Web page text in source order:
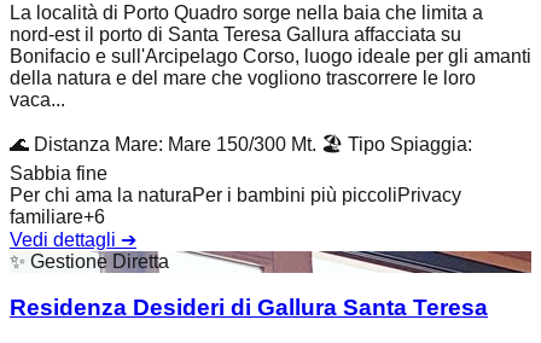
La località di Porto Quadro sorge nella baia che limita a
nord-est il porto di Santa Teresa Gallura affacciata su
Bonifacio e sull'Arcipelago Corso, luogo ideale per gli amanti
della natura e del mare che vogliono trascorrere le loro
vaca...
🌊 Distanza Mare: Mare 150/300 Mt. 🏖️ Tipo Spiaggia:
Sabbia fine
Per chi ama la naturaPer i bambini più piccoliPrivacy
familiare+6
Vedi dettagli ➔
✨ Gestione Diretta
Residenza Desideri di Gallura Santa Teresa